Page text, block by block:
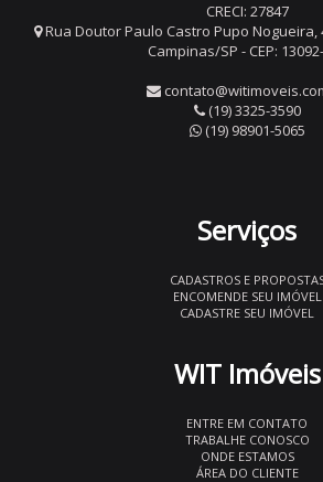
CRECI: 27847
Rua Doutor Paulo Castro Pupo Nogueira,
Campinas/SP - CEP:
(19) 3325-3590
(19) 98901-5065
Serviços
CADASTROS E
ENCOMENDE SEU IMÓVEL
CADASTRE SEU IMÓVEL
WIT Imóveis
ENTRE EM CONTATO
TRABALHE CONOSCO
ONDE ESTAMOS
ÁREA DO CLIENTE